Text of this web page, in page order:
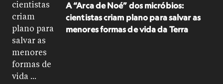
A “Arca de Noé” dos micróbios:
cientistas criam plano para salvar as
menores formas de vida da Terra